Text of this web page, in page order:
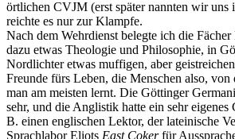
örtlichen CVJM (erst später nannten wir uns
reichte es nur zur Klampfe.
Nach dem Wehrdienst belegte ich die
dazu etwas Theologie und Philosophie, in
Nordlichter etwas muffigen, aber
Freunde fürs Leben, die Menschen also, von
man am meisten lernt. Die Göttinger
sehr, und die Anglistik hatte ein sehr eigenes
B. einen englischen Lektor, der lateinische
Sprachlabor Eliots East Cokerfür